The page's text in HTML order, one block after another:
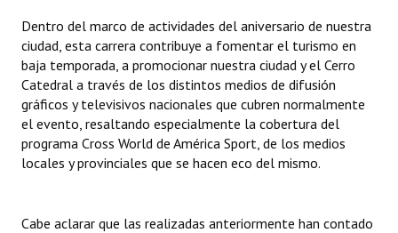
Resoluciones de Presidencia
INSTITUCIONAL
Antiguos Pobladores
Noticias Destacadas
Datos Históricos
Dentro del marco de actividades del aniversario de nuestra
ciudad, esta carrera contribuye a fomentar el turismo en
baja temporada, a promocionar nuestra ciudad y el Cerro
Catedral a través de los distintos medios de difusión
gráficos y televisivos nacionales que cubren normalmente
el evento, resaltando especialmente la cobertura del
programa Cross World de América Sport, de los medios
locales y provinciales que se hacen eco del mismo.
Cabe aclarar que las realizadas anteriormente han contado